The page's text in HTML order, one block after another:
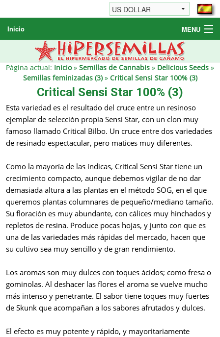
Inicio MENU
Semillas de cannabis
Otros productos
Revendedores
Página actual: Inicio» Semillas de Cannabis » Delicious Seeds »
Semillas feminizadas (3)» Critical Sensi Star 100% (3)
Critical Sensi Star 100% (3)
Esta variedad es el resultado del cruce entre un resinoso
ejemplar de selección propia Sensi Star, con un clon muy
famoso llamado Critical Bilbo. Un cruce entre dos variedades
de resinado espectacular, pero matices muy diferentes.
Como la mayoría de las índicas, Critical Sensi Star tiene un
crecimiento compacto, aunque debemos vigilar de no dar
demasiada altura a las plantas en el método SOG, en el que
queremos plantas columnares de pequeño/mediano tamaño.
Su floración es muy abundante, con cálices muy hinchados y
repletos de resina. Produce pocas hojas, y junto con que es
una de las variedades más rápidas del mercado, hacen que
su cultivo sea muy sencillo y de gran rendimiento.
Los aromas son muy dulces con toques ácidos; como fresa o
gominolas. Al deshacer las flores el aroma se vuelve mucho
más intenso y penetrante. El sabor tiene toques muy fuertes
de Skunk que acompañan a los sabores afrutados y dulces.
El efecto es muy potente y rápido, y mayoritariamente